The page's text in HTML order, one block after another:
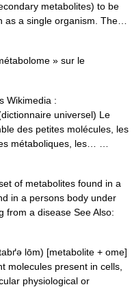
metabolites) to be
as a single organism. The…
» sur le
Wikimedia :
universel) Le
des petites molécules, les
métaboliques, les… …
of metabolites found in a
in a persons body under
from a disease See Also:
lōm) [metabolite + ome]
molecules present in cells,
physiological or